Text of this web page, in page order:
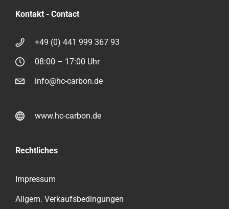
Kontakt - Contact
+49 (0) 441 999 367 93
08:00 – 17:00 Uhr
info@hc-carbon.de
www.hc-carbon.de
Rechtliches
Impressum
Allgem. Verkaufsbedingungen